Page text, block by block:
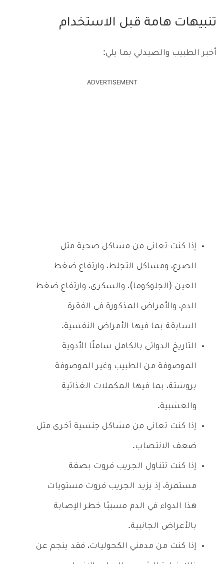
تنبيهات هامة قبل الاستخدام
أخبر الطبيب والصيدلي بما يلي:
ADVERTISEMENT
إذا كنت تعاني من مشاكل صحية مثل
الصرع، ومشاكل التجلط، وارتفاع ضغط
العين (الجلوكوما)، والسكري، وارتفاع ضغط
الدم، والأمراض المذكورة في الفقرة
السابقة بما فيها الأمراض النفسية.
التاريخ الدوائي بالكامل شاملًا الأدوية
الموصوفة من الطبيب وغير الموصوفة
بروشتة، بما فيها المكملات الغذائية
والعشبية.
إذا كنت تعاني من مشاكل جنسية أخرى مثل
ضعف الانتصاب.
إذا كنت تتناول الجريب فروت بصفة
مستمرة، إذ يزيد الجريب فروت مستويات
هذا الدواء في الدم مسببًا خطر الإصابة
بالأعراض الجانبية.
إذا كنت من مدمني الكحوليات، فقد ينجم عن